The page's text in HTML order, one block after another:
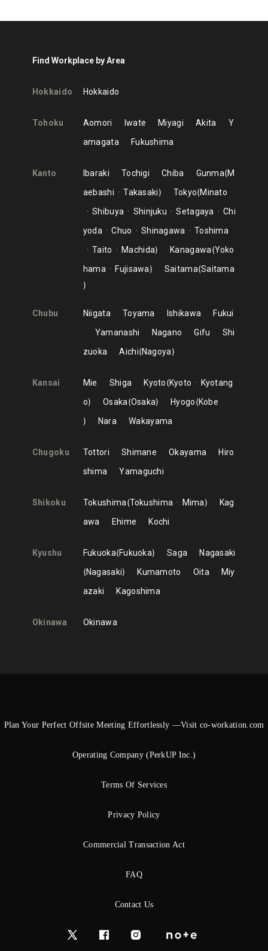
Find Workplace by Area
Hokkaido Hokkaido
Tohoku Aomori Iwate Miyagi Akita
Y
amagata
Fukushima
Kanto Ibaraki Tochigi Chiba Gunma M
aebashi
Takasaki Tokyo Minato
Shibuya
Shinjuku Setagaya
Chi
yoda
Chuo Shinagawa
Toshima
Taito
Machida Kanagawa Yoko
hama
Fujisawa Saitama Saitama
Chubu Niigata Toyama Ishikawa
Fukui
Yamanashi
Nagano Gifu
Shi
zuoka
Aichi Nagoya
Kansai Mie Shiga Kyoto Kyoto
Kyotang
o
Osaka Osaka Hyogo Kobe
Nara
Wakayama
Chugoku Tottori Shimane Okayama
Hiro
shima
Yamaguchi
Shikoku Tokushima Tokushima Mima
Kag
awa
Ehime Kochi
Kyushu Fukuoka Fukuoka Saga
Nagasaki
Nagasaki
Kumamoto Oita
Miy
azaki
Kagoshima
Okinawa Okinawa
Plan Your Perfect Offsite Meeting Effortlessly —Visit co-workation.com
Operating Company (PerkUP Inc.)
Terms Of Services
Privacy Policy
Commercial Transaction Act
FAQ
Contact Us